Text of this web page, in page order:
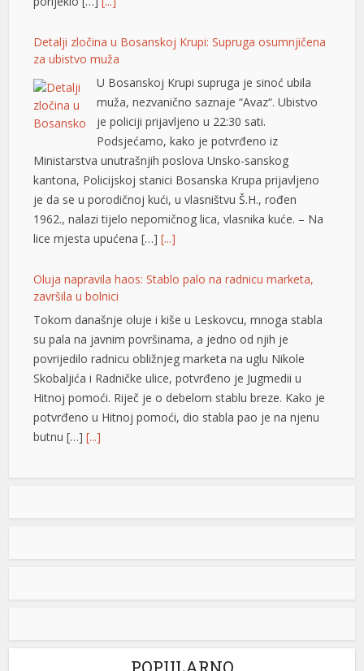
Detalji zločina u Bosanskoj Krupi: Supruga osumnjičena
za ubistvo muža
U Bosanskoj Krupi supruga je sinoć ubila
muža, nezvanično saznaje “Avaz“. Ubistvo
je policiji prijavljeno u 22:30 sati.
Podsjećamo, kako je potvrđeno iz
Ministarstva unutrašnjih poslova Unsko-sanskog
kantona, Policijskoj stanici Bosanska Krupa prijavljeno
je da se u porodičnoj kući, u vlasništvu Š.H., rođen
1962., nalazi tijelo nepomičnog lica, vlasnika kuće. – Na
lice mjesta upućena […][...]
Oluja napravila haos: Stablo palo na radnicu marketa,
završila u bolnici
Tokom današnje oluje i kiše u Leskovcu, mnoga stabla
su pala na javnim površinama, a jedno od njih je
povrijedilo radnicu obližnjeg marketa na uglu Nikole
Skobaljića i Radničke ulice, potvrđeno je Jugmedii u
Hitnoj pomoći. Riječ je o debelom stablu breze. Kako je
potvrđeno u Hitnoj pomoći, dio stabla pao je na njenu
butnu […][...]
Snimak s Jadrana izazvao bijes javnosti: Muškarac džet
Snimak s Kraljičine plaže u Ninu izazvao je
kako osoba na džet skiju prilazi
POPULARNO